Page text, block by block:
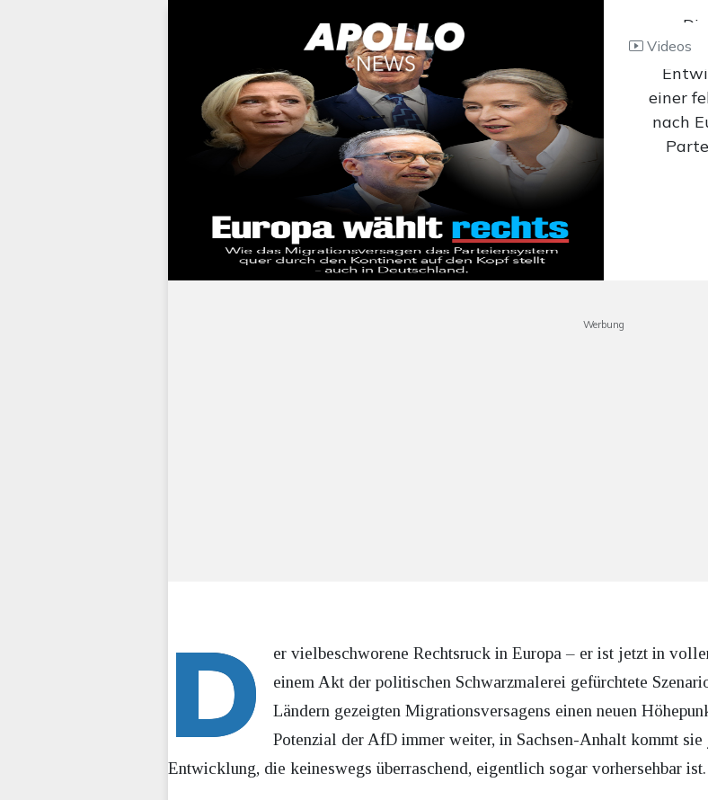
Videos
einer
nach
Werbung
D
er vielbeschworene Rechtsruck in Europa – er ist jetzt in
einem Akt der politischen Schwarzmalerei gefürchtete
Ländern gezeigten Migrationsversagens einen neuen
Potenzial der AfD immer weiter, in Sachsen-Anhalt kommt
Entwicklung, die keineswegs überraschend, eigentlich sogar vorhersehbar ist.